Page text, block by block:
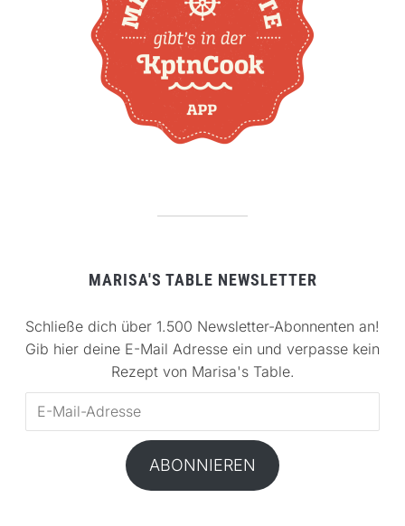
MARISA'S TABLE NEWSLETTER
Schließe dich über 1.500 Newsletter-Abonnenten an!
Gib hier deine E-Mail Adresse ein und verpasse kein
Rezept von Marisa's Table.
ABONNIEREN